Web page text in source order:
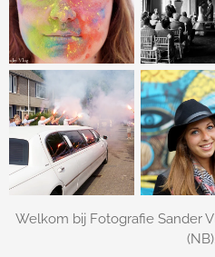
Welkom bij Fotografie Sander
(NB).